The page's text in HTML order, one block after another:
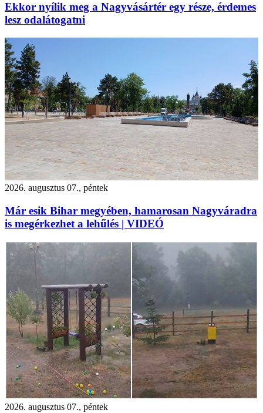
Ekkor nyílik meg a Nagyvásártér egy része, érdemes
lesz odalátogatni
2026. augusztus 07., péntek
Már esik Bihar megyében, hamarosan Nagyváradra
is megérkezhet a lehűlés | VIDEÓ
2026. augusztus 07., péntek